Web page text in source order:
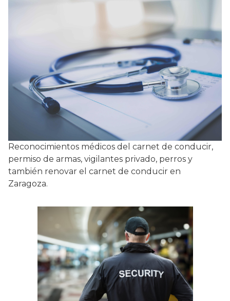
Reconocimientos médicos del carnet de conducir,
permiso de armas, vigilantes privado, perros y
también renovar el carnet de conducir en
Zaragoza.